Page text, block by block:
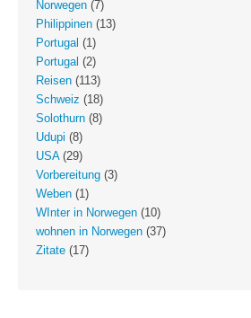
Norwegen (7)
Philippinen (13)
Portugal (1)
Portugal (2)
Reisen (113)
Schweiz (18)
Solothurn (8)
Udupi (8)
USA(29)
Vorbereitung (3)
Weben (1)
WInter in Norwegen (10)
wohnen in Norwegen (37)
Zitate (17)